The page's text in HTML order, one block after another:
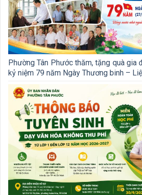
Phường Tân Phước thăm, tặng quà gia
kỷ niệm 79 năm Ngày Thương binh –